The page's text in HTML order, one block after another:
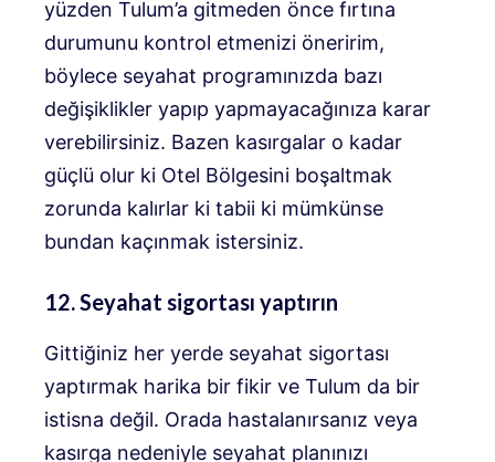
yüzden Tulum’a gitmeden önce fırtına
durumunu kontrol etmenizi öneririm,
böylece seyahat programınızda bazı
değişiklikler yapıp yapmayacağınıza karar
verebilirsiniz. Bazen kasırgalar o kadar
güçlü olur ki Otel Bölgesini boşaltmak
zorunda kalırlar ki tabii ki mümkünse
bundan kaçınmak istersiniz.
12. Seyahat sigortası yaptırın
Gittiğiniz her yerde seyahat sigortası
yaptırmak harika bir fikir ve Tulum da bir
istisna değil. Orada hastalanırsanız veya
kasırga nedeniyle seyahat planınızı